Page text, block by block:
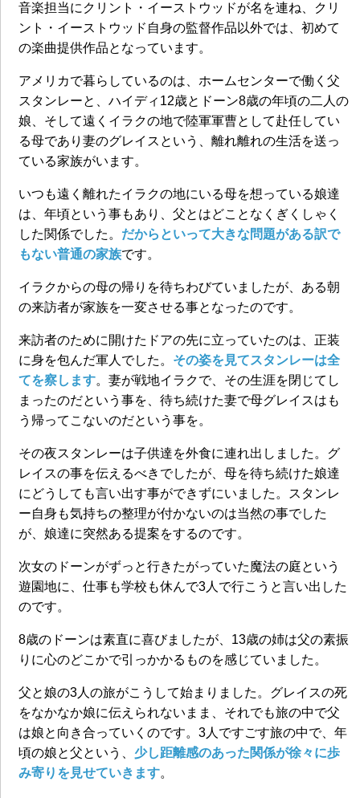
音楽担当にクリント・イーストウッドが名を連ね、クリ
ント・イーストウッド自身の監督作品以外では、初めて
の楽曲提供作品となっています。
アメリカで暮らしているのは、ホームセンターで働く父
スタンレーと、ハイディ12歳とドーン8歳の年頃の二人の
娘、そして遠くイラクの地で陸軍軍曹として赴任してい
る母であり妻のグレイスという、離れ離れの生活を送っ
ている家族がいます。
いつも遠く離れたイラクの地にいる母を想っている娘達
は、年頃という事もあり、父とはどことなくぎくしゃく
した関係でした。 だからといって大きな問題がある訳で
もない普通の家族です。
イラクからの母の帰りを待ちわびていましたが、ある朝
の来訪者が家族を一変させる事となったのです。
来訪者のために開けたドアの先に立っていたのは、正装
に身を包んだ軍人でした。 その姿を見てスタンレーは全
てを察します。妻が戦地イラクで、その生涯を閉じてし
まったのだという事を、待ち続けた妻で母グレイスはも
う帰ってこないのだという事を。
その夜スタンレーは子供達を外食に連れ出しました。グ
レイスの事を伝えるべきでしたが、母を待ち続けた娘達
にどうしても言い出す事ができずにいました。スタンレ
ー自身も気持ちの整理が付かないのは当然の事でした
が、娘達に突然ある提案をするのです。
次女のドーンがずっと行きたがっていた魔法の庭という
遊園地に、仕事も学校も休んで3人で行こうと言い出した
のです。
8歳のドーンは素直に喜びましたが、13歳の姉は父の素振
りに心のどこかで引っかかるものを感じていました。
父と娘の3人の旅がこうして始まりました。グレイスの死
をなかなか娘に伝えられないまま、それでも旅の中で父
は娘と向き合っていくのです。3人ですごす旅の中で、年
頃の娘と父という、 少し距離感のあった関係が徐々に歩
み寄りを見せていきます。